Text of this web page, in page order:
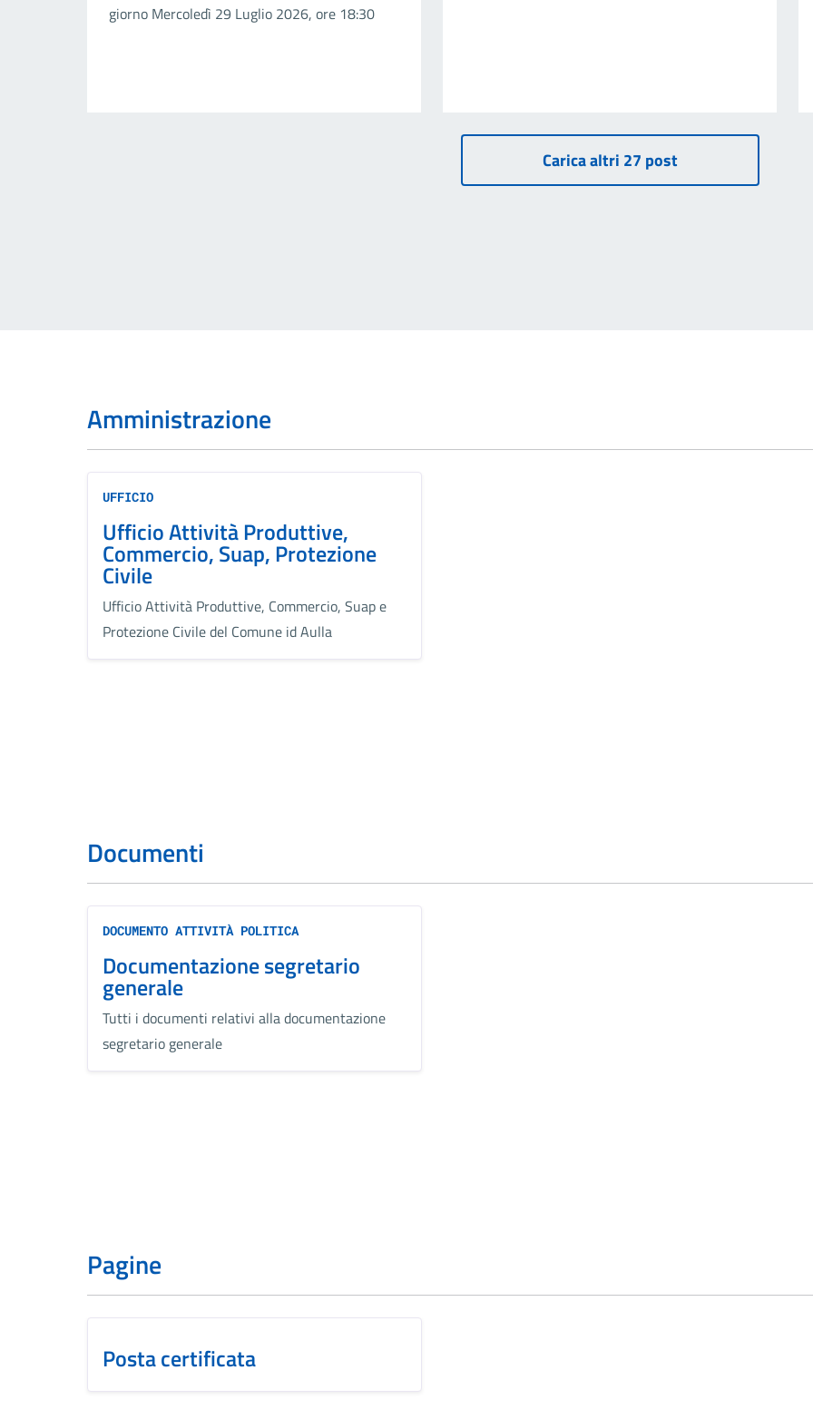
giorno Mercoledì 29 Luglio 2026, ore 18:30
Amministrazione
UFFICIO
Ufficio Attività Produttive,
Commercio, Suap, Protezione
Civile
Ufficio Attività Produttive, Commercio, Suap e
Protezione Civile del Comune id Aulla
Documenti
DOCUMENTO ATTIVITÀ POLITICA
Documentazione segretario
generale
Tutti i documenti relativi alla documentazione
segretario generale
Pagine
Posta certificata